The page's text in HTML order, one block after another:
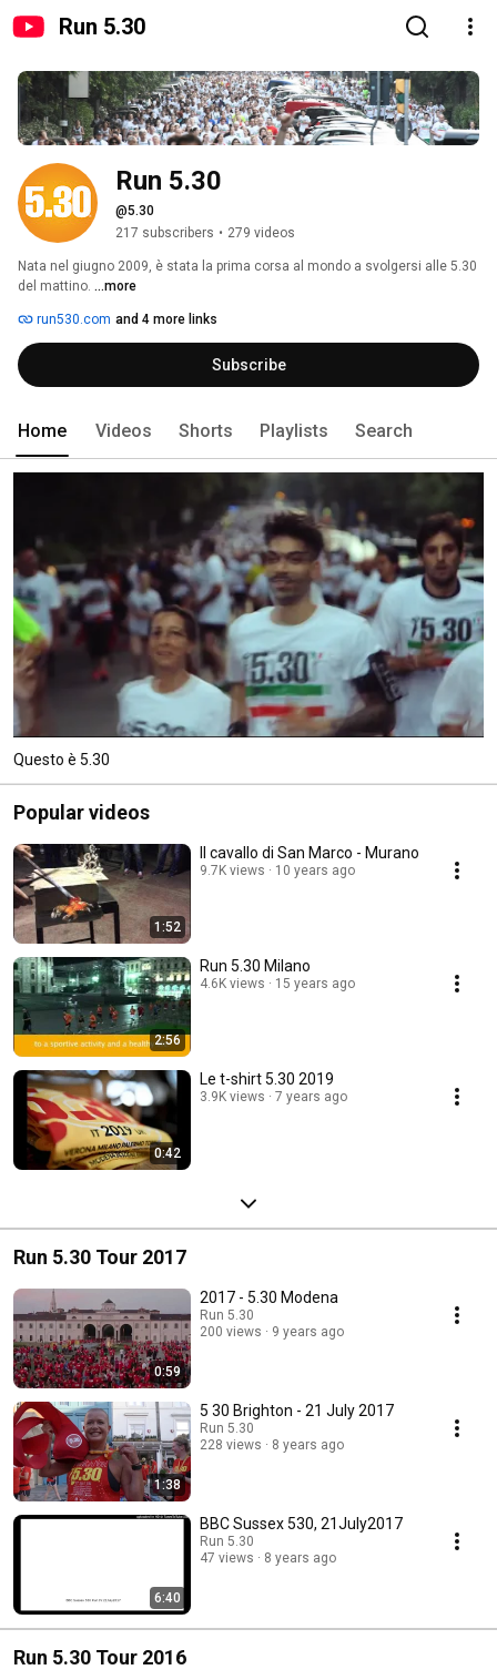
Run 5.30
Run 5.30
@5.30
217 subscribers • 279 videos
Nata nel giugno 2009, è stata la prima corsa al mondo a svolgersi alle 5.30
del mattino. ...more
run530.com and 4 more links
Subscribe
Home Videos Shorts Playlists Search
Questo è 5.30
Popular videos
1:52
Il cavallo di San Marco - Murano
9.7K views 10 years ago
2:56
Run 5.30 Milano
4.6K views 15 years ago
0:42
Le t-shirt 5.30 2019
3.9K views 7 years ago
Run 5.30 Tour 2017
0:59
2017 - 5.30 Modena
Run 5.30
200 views
9 years ago
1:38
5 30 Brighton - 21 July 2017
Run 5.30
228 views
8 years ago
6:40
BBC Sussex 530, 21July2017
Run 5.30
47 views
8 years ago
Run 5.30 Tour 2016